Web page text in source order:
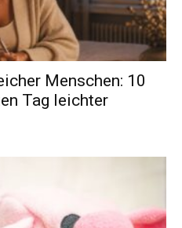
Menschen: 10
Tag leichter